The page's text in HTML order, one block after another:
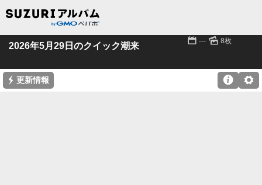
2026年5月29日のクイック潮来 📅 --- 🌄 8枚
⚡ 更新情報 ⚙
